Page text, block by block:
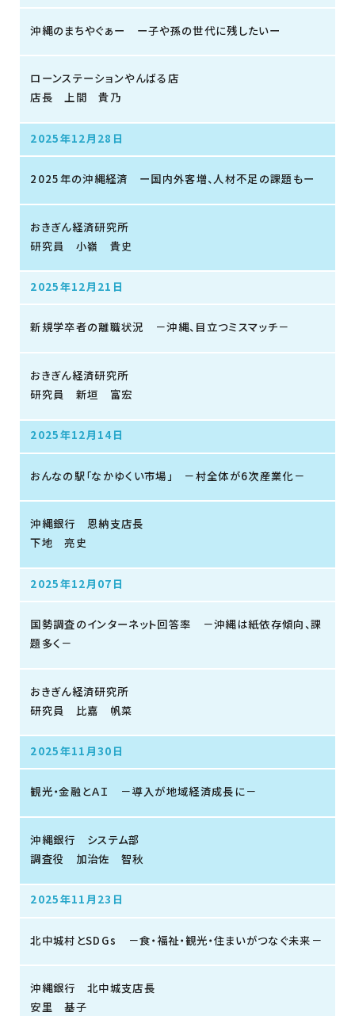
沖縄のまちやぐぁー ー子や孫の世代に残したいー
ローンステーションやんばる店
店長 上間 貴乃
2025年12月28日
2025年の沖縄経済 ー国内外客増、人材不足の課題もー
おきぎん経済研究所
研究員 小嶺 貴史
2025年12月21日
新規学卒者の離職状況 －沖縄、目立つミスマッチ－
おきぎん経済研究所
研究員 新垣 富宏
2025年12月14日
おんなの駅「なかゆくい市場」 －村全体が6次産業化－
沖縄銀行 恩納支店長
下地 亮史
2025年12月07日
国勢調査のインターネット回答率 －沖縄は紙依存傾向、課
題多く－
おきぎん経済研究所
研究員 比嘉 帆菜
2025年11月30日
観光・金融とＡＩ －導入が地域経済成長に－
沖縄銀行 システム部
調査役 加治佐 智秋
2025年11月23日
北中城村とSDGs －食・福祉・観光・住まいがつなぐ未来－
沖縄銀行 北中城支店長
安里 基子